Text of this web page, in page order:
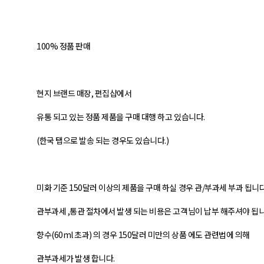
100% 정품 판매
현지 브랜드 매장, 편집샵에서
유통 되고 있는 정품 제품을 구매 대행 하고 있습니다.
(한국 탭으로 발송 되는 경우도 있습니다.)
미화 기준 150달러 이상의 제품을 구매 하실 경우 관/부과세 부과 됩니
관부과세 ,통관 절차에서 발생 되는 비용은 고객님이 납부 해주셔야 됩
향수(60ml 초과) 의 경우 150달러 미만의 상품 에도 관련법에 의해
관부과세가 발생 합니다.